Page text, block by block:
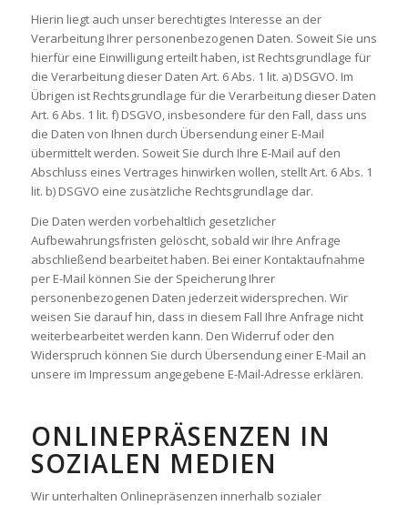
Hierin liegt auch unser berechtigtes Interesse an der
Verarbeitung Ihrer personenbezogenen Daten. Soweit Sie uns
hierfür eine Einwilligung erteilt haben, ist Rechtsgrundlage für
die Verarbeitung dieser Daten Art. 6 Abs. 1 lit. a) DSGVO. Im
Übrigen ist Rechtsgrundlage für die Verarbeitung dieser Daten
Art. 6 Abs. 1 lit. f) DSGVO, insbesondere für den Fall, dass uns
die Daten von Ihnen durch Übersendung einer E-Mail
übermittelt werden. Soweit Sie durch Ihre E-Mail auf den
Abschluss eines Vertrages hinwirken wollen, stellt Art. 6 Abs. 1
lit. b) DSGVO eine zusätzliche Rechtsgrundlage dar.
Die Daten werden vorbehaltlich gesetzlicher
Aufbewahrungsfristen gelöscht, sobald wir Ihre Anfrage
abschließend bearbeitet haben. Bei einer Kontaktaufnahme
per E-Mail können Sie der Speicherung Ihrer
personenbezogenen Daten jederzeit widersprechen. Wir
weisen Sie darauf hin, dass in diesem Fall Ihre Anfrage nicht
weiterbearbeitet werden kann. Den Widerruf oder den
Widerspruch können Sie durch Übersendung einer E-Mail an
unsere im Impressum angegebene E-Mail-Adresse erklären.
ONLINEPRÄSENZEN IN
SOZIALEN MEDIEN
Wir unterhalten Onlinepräsenzen innerhalb sozialer